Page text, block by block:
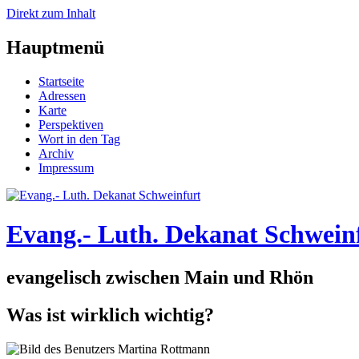
Direkt zum Inhalt
Hauptmenü
Startseite
Adressen
Karte
Perspektiven
Wort in den Tag
Archiv
Impressum
Evang.- Luth. Dekanat
evangelisch zwischen Main und Rhön
Was ist wirklich wichtig?